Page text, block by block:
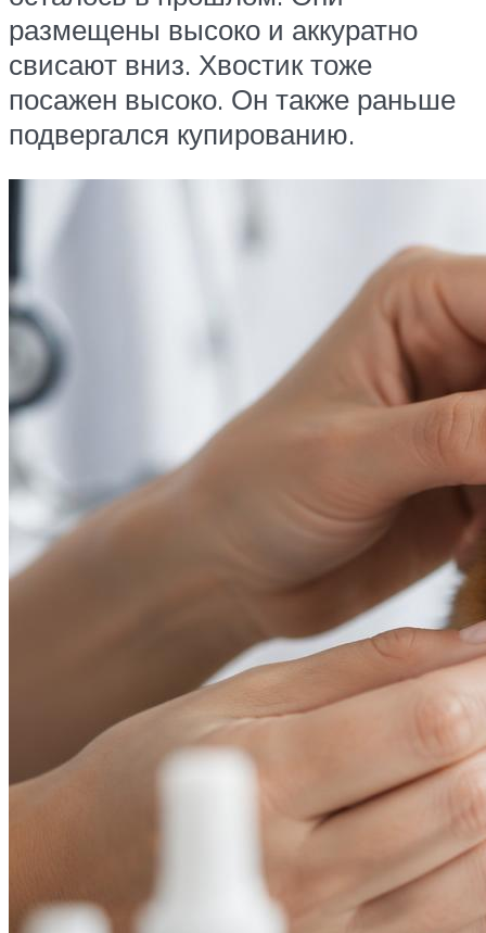
размещены высоко и аккуратно
свисают вниз. Хвостик тоже
посажен высоко. Он также раньше
подвергался купированию.